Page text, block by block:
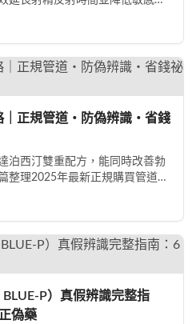
正規管道・防偽辨識・省錢
泊西汀雙重配方，能同時改善勃
整理2025年最新正規購買管道、
P）真假辨識完整指
偽藥